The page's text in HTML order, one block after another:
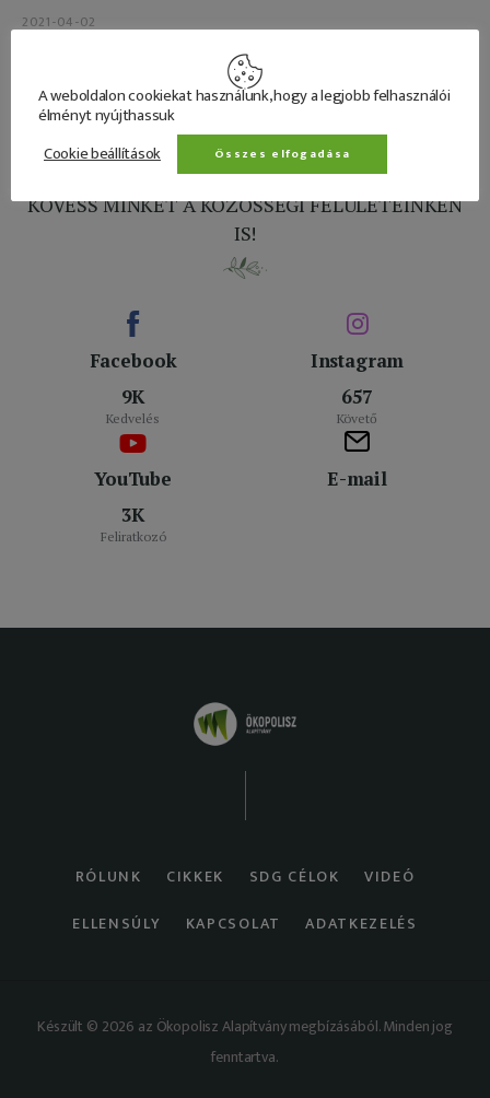
2021-04-02
KÖVESS MINKET A KÖZÖSSÉGI FELÜLETEINKEN
IS!
Facebook
9K
Kedvelés
Instagram
657
Követő
YouTube
3K
Feliratkozó
E-mail
RÓLUNK CIKKEK SDG CÉLOK
VIDEÓ
ELLENSÚLY
KAPCSOLAT ADATKEZELÉS
Készült © 2026 az Ökopolisz Alapítvány megbízásából. Minden jog
fenntartva.
A weboldalon cookiekat használunk, hogy a legjobb felhasználói
élményt nyújthassuk
Cookie beállítások
Összes elfogadása